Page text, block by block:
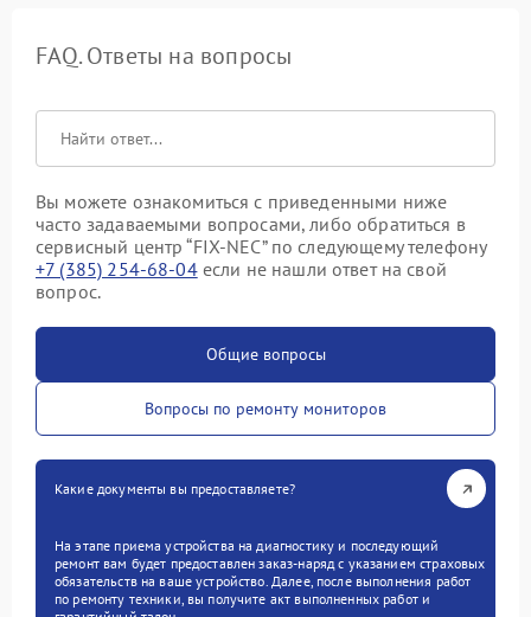
FAQ. Ответы на вопросы
Вы можете ознакомиться с приведенными ниже
часто задаваемыми вопросами, либо обратиться в
сервисный центр “FIX-NEC” по следующему телефону
+7 (385) 254-68-04если не нашли ответ на свой
вопрос.
Общие вопросы
Вопросы по ремонту мониторов
Какие документы вы предоставляете?
На этапе приема устройства на диагностику и последующий
ремонт вам будет предоставлен заказ-наряд с указанием страховых
обязательств на ваше устройство. Далее, после выполнения работ
по ремонту техники, вы получите акт выполненных работ и